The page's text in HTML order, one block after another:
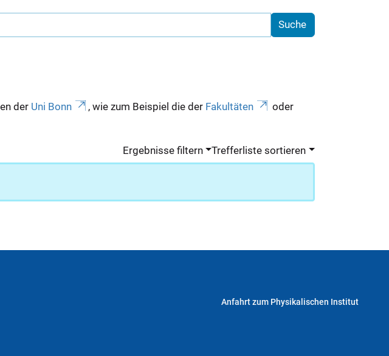
der Uni Bonn , wie zum Beispiel die der Fakultäten
oder
Ergebnisse filtern Trefferliste sortieren
Anfahrt zum Physikalischen Institut